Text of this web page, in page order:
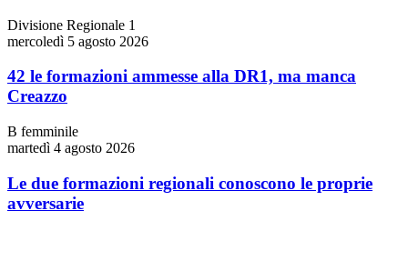
Divisione Regionale 1
mercoledì 5 agosto 2026
42 le formazioni ammesse alla DR1, ma manca
Creazzo
B femminile
martedì 4 agosto 2026
Le due formazioni regionali conoscono le proprie
avversarie